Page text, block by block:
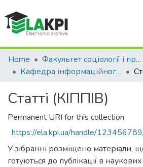
Communities & Collections
All of DSpace
Statistics
Home
Факультет соціології і права (ФСП)
Кафедра інформаційного права та права інтелектуальної власності (КІППІВ)
Статті (КІППІВ)
Permanent URI for this collection
https://ela.kpi.ua/handle/
У зібранні розміщено матеріали,
готуються до публікації в